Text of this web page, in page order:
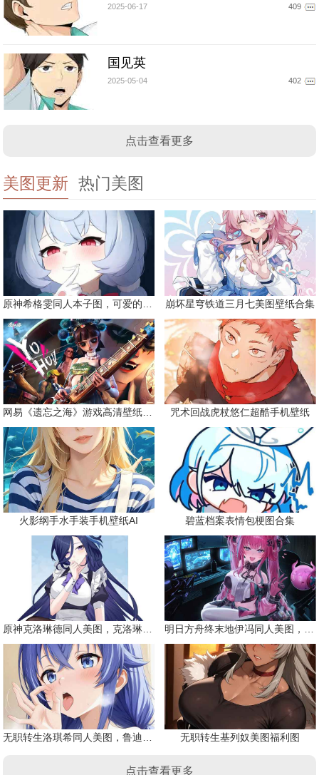
2025-06-17 409
国见英
2025-05-04 402
点击查看更多
美图更新 热门美图
崩坏星穹铁道三月七美图壁纸合集
咒术回战虎杖悠仁超酷手机壁纸
火影纲手水手装手机壁纸AI 碧蓝档案表情包梗图合集
无职转生基列奴美图福利图
点击查看更多